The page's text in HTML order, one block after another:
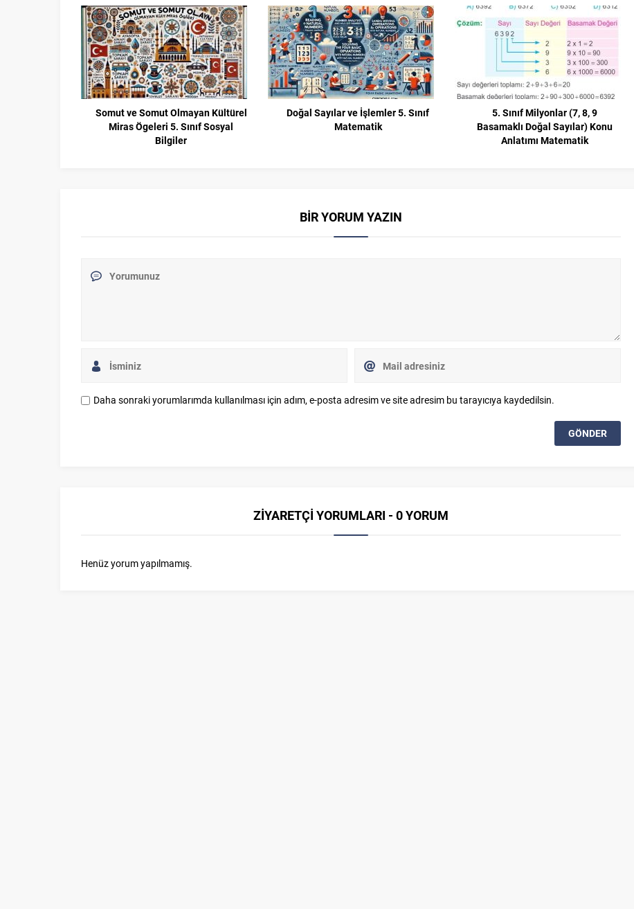
Somut ve Somut Olmayan Kültürel
Miras Ögeleri 5. Sınıf Sosyal
Bilgiler
Doğal Sayılar ve İşlemler 5. Sınıf
Matematik
5. Sınıf Milyonlar (7, 8, 9
Basamaklı Doğal Sayılar) Konu
Anlatımı Matematik
BİR YORUM YAZIN
Daha sonraki yorumlarımda kullanılması için adım, e-posta adresim ve site adresim bu tarayıcıya kaydedilsin.
ZİYARETÇİ YORUMLARI - 0 YORUM
Henüz yorum yapılmamış.